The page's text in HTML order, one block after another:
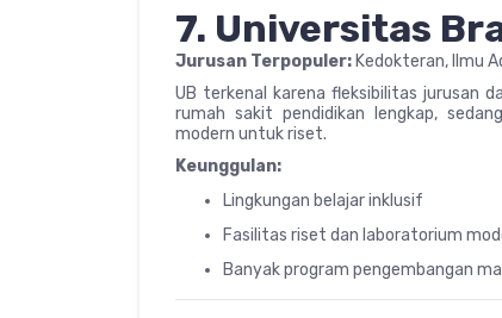
7. Universitas
Jurusan Terpopuler: Kedokteran, Ilmu
UB terkenal karena fleksibilitas jurusan
rumah sakit pendidikan lengkap,
modern untuk riset.
Keunggulan:
Lingkungan belajar inklusif
Fasilitas riset dan laboratorium
Banyak program pengembangan